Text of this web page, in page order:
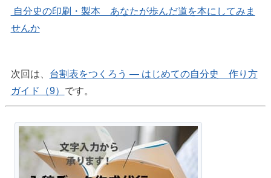
自分史の印刷・製本 あなたが歩んだ道を本にしてみま
せんか
次回は、 台割表をつくろう ― はじめての自分史 作り方
ガイド（9） です。